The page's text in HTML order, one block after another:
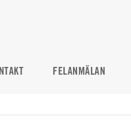
FELANMÄLAN